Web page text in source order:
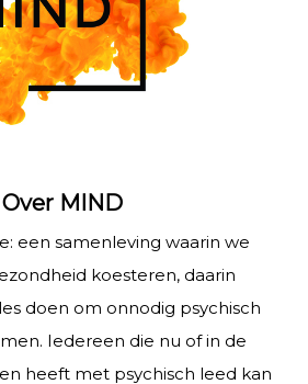
Over MIND
een samenleving waarin we
koesteren, daarin
doen om onnodig psychisch
Iedereen die nu of in de
heeft met psychisch leed kan